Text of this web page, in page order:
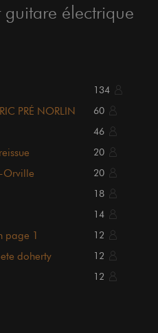
électrique
134
PRÉ NORLIN 60
46
20
Orville 20
18
14
page 1 12
doherty 12
12